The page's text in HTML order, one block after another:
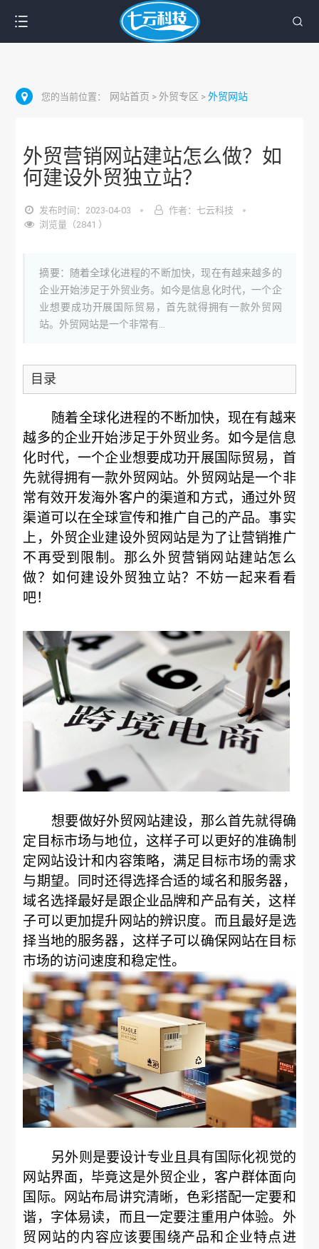
您的当前位置： 网站首页 > 外贸专区 >外贸网站
外贸营销网站建站怎么做？如
何建设外贸独立站？
发布时间：2023-04-03
作者：七云科技
浏览量（2841 ）
摘要：随着全球化进程的不断加快，现在有越来越多的
企业开始涉足于外贸业务。如今是信息化时代，一个企
业想要成功开展国际贸易，首先就得拥有一款外贸网
站。外贸网站是一个非常有...
目录
随着全球化进程的不断加快，现在有越来
越多的企业开始涉足于外贸业务。如今是信息
化时代，一个企业想要成功开展国际贸易，首
先就得拥有一款外贸网站。外贸网站是一个非
常有效开发海外客户的渠道和方式，通过外贸
渠道可以在全球宣传和推广自己的产品。事实
上，外贸企业建设外贸网站是为了让营销推广
不再受到限制。那么外贸营销网站建站怎么
做？如何建设外贸独立站？不妨一起来看看
吧！
想要做好外贸网站建设，那么首先就得确
定目标市场与地位，这样子可以更好的准确制
定网站设计和内容策略，满足目标市场的需求
与期望。同时还得选择合适的域名和服务器，
域名选择最好是跟企业品牌和产品有关，这样
子可以更加提升网站的辨识度。而且最好是选
择当地的服务器，这样子可以确保网站在目标
市场的访问速度和稳定性。
另外则是要设计专业且具有国际化视觉的
网站界面，毕竟这是外贸企业，客户群体面向
国际。网站布局讲究清晰，色彩搭配一定要和
谐，字体易读，而且一定要注重用户体验。外
贸网站的内容应该要围绕产品和企业特点进